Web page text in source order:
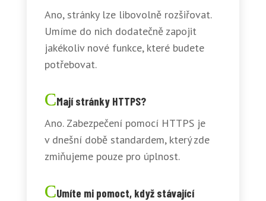
Ano, stránky lze libovolně rozšiřovat.
Umíme do nich dodatečně zapojit
jakékoliv nové funkce, které budete
potřebovat.
Mají stránky HTTPS?
Ano. Zabezpečení pomocí HTTPS je
v dnešní době standardem, který zde
zmiňujeme pouze pro úplnost.
Umíte mi pomoct, když stávající